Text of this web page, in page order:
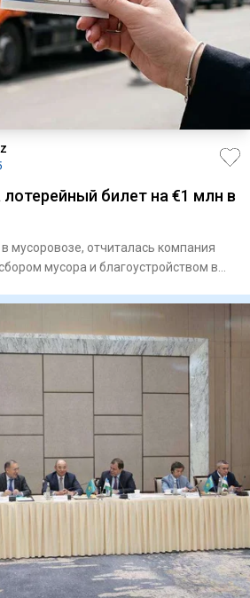
билет на €1 млн в
мусоровозе, отчиталась компания
мусора и благоустройством в